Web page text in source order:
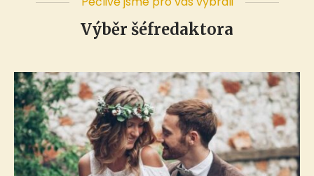
Výběr šéfredaktora